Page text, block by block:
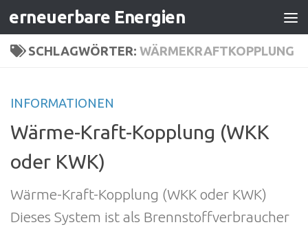
Zum Inhalt springen
erneuerbare Energien
SCHLAGWÖRTER:WÄRMEKRAFTKOPPLUNG
INFORMATIONEN
Wärme-Kraft-Kopplung (WKK
oder KWK)
Wärme-Kraft-Kopplung (WKK oder KWK)
Dieses System ist als Brennstoffverbraucher